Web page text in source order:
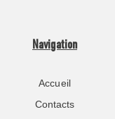
Navigation
Accueil
Contacts